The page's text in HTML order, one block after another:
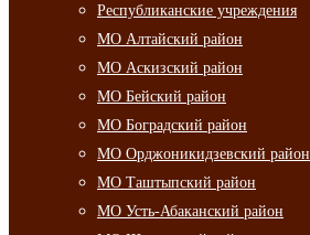
Республиканские учреждения
МО Алтайский район
МО Аскизский район
МО Бейский район
МО Боградский район
МО Орджоникидзевский район
МО Таштыпский район
МО Усть-Абаканский район